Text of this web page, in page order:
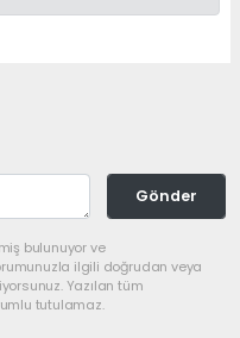
Gönder
bulunuyor ve
ilgili doğrudan veya
Yazılan tüm
tutulamaz.